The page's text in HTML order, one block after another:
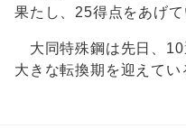
果たし、25得点をあげて
大同特殊鋼は先日、10
大きな転換期を迎えてい